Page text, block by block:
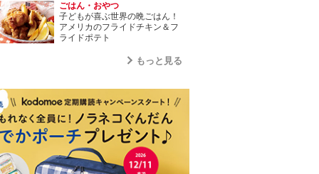
ごはん・おやつ
子どもが喜ぶ世界の晩ごはん！
アメリカのフライドチキン＆フ
ライドポテト
もっと見る